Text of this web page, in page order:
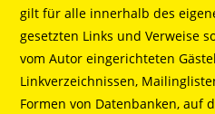
gilt für alle innerhalb des
gesetzten Links und Verweise
vom Autor eingerichteten
Linkverzeichnissen,
Formen von Datenbanken, auf